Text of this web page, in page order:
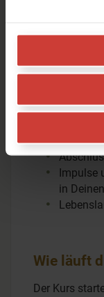
Impulse
in
Wie läuft
Der Kurs